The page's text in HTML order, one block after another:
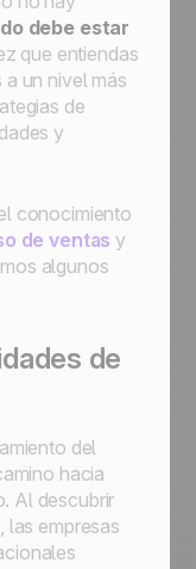
debe estar
que entiendas
un nivel más
de
y
conocimiento
de ventas y
algunos
de
del
hacia
Al descubrir
empresas